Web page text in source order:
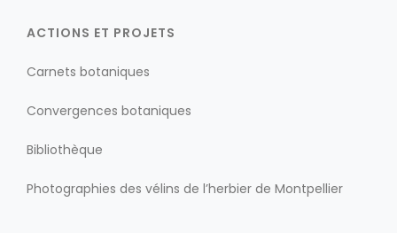
ACTIONS ET PROJETS
Carnets botaniques
Convergences botaniques
Bibliothèque
Photographies des vélins de l’herbier de Montpellier